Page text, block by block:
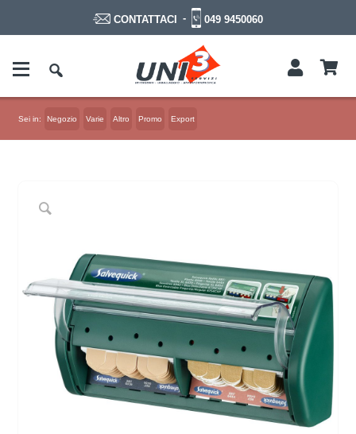
CONTATTACI - 049 9450060
Sei in: Negozio Varie Altro Promo Export